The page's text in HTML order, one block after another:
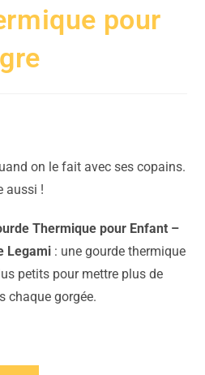
pour
on le fait avec ses copains.
aussi !
Thermique pour Enfant –
Legami : une gourde thermique
petits pour mettre plus de
chaque gorgée.